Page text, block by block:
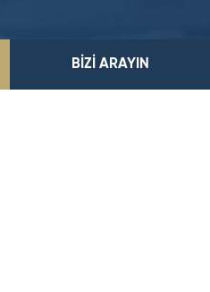
BİZİ ARAYIN